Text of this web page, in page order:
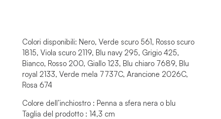
Colori disponibili: Nero, Verde scuro 561, Rosso scuro
1815, Viola scuro 2119, Blu navy 295, Grigio 425,
Bianco, Rosso 200, Giallo 123, Blu chiaro 7689, Blu
royal 2133, Verde mela 7737C, Arancione 2026C,
Rosa 674
Colore dell’inchiostro : Penna a sfera nera o blu
Taglia del prodotto : 14,3 cm